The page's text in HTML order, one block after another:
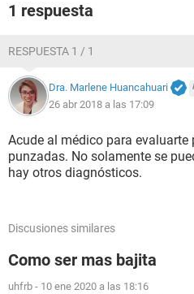
1 respuesta
RESPUESTA 1 / 1
Dra. Marlene Huancahuari
26 abr 2018 a las 17:09
Acude al médico para evaluarte
punzadas. No solamente se
hay otros diagnósticos.
Discusiones similares
Como ser mas bajita
uhfrb - 10 ene 2020 a las 18:16